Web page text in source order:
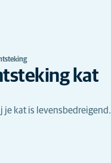
kat
je kat is